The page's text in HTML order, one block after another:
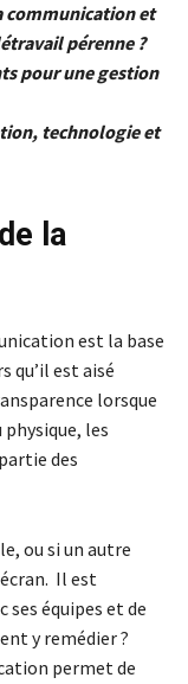
communication et
pérenne ?
pour une gestion
technologie et
la
est la base
qu’il est aisé
lorsque
les
des
ou si un autre
Il est
ses équipes et de
y remédier ?
permet de